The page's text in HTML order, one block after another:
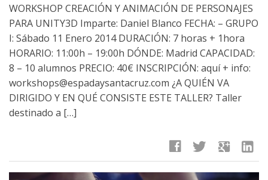
WORKSHOP CREACIÓN Y ANIMACIÓN DE PERSONAJES
PARA UNITY3D Imparte: Daniel Blanco FECHA: – GRUPO
I: Sábado 11 Enero 2014 DURACIÓN: 7 horas + 1hora
HORARIO: 11:00h – 19:00h DÓNDE: Madrid CAPACIDAD:
8 – 10 alumnos PRECIO: 40€ INSCRIPCIÓN: aquí + info:
workshops@espadaysantacruz.com ¿A QUIÉN VA
DIRIGIDO Y EN QUÉ CONSISTE ESTE TALLER? Taller
destinado a […]
facebook twitter google linkedin